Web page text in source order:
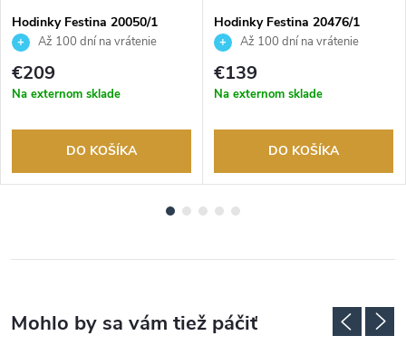
Hodinky Festina 20050/1
Až 100 dní na vrátenie
tovaru. Autorizovaný predajca.
€209
Na externom sklade
DO KOŠÍKA
Hodinky Festina 20476/1
Až 100 dní na vrátenie
tovaru. Autorizovaný predajca.
€139
Na externom sklade
DO KOŠÍKA